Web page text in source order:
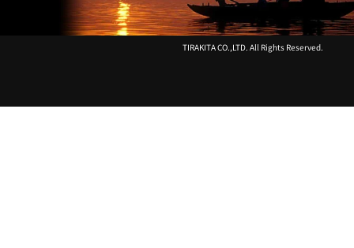
ャ
ン
TIRAKITA CO.,LTD. All Rights Reserved.